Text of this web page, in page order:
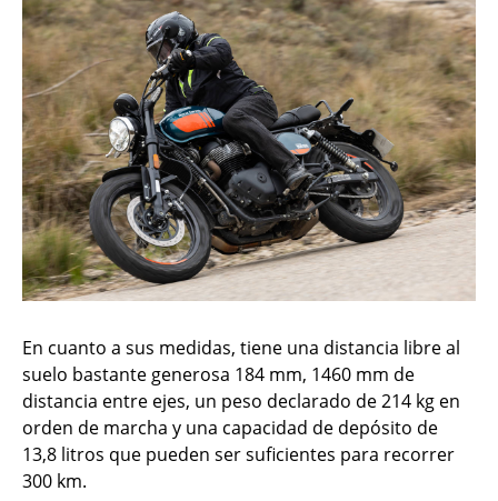
En cuanto a sus medidas, tiene una distancia libre al
suelo bastante generosa 184 mm, 1460 mm de
distancia entre ejes, un peso declarado de 214 kg en
orden de marcha y una capacidad de depósito de
13,8 litros que pueden ser suficientes para recorrer
300 km.